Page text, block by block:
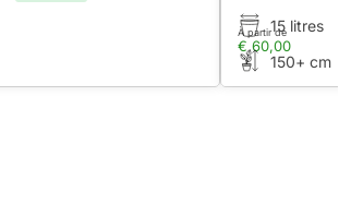
€60,00
À partir de15 litres
150+ cm